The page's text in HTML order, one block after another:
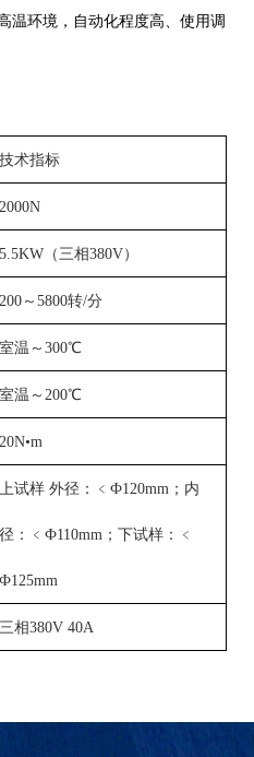
温环境，自动化程度高、使用调
技术指标
2000N
5.5KW（三相380V）
200～5800转/分
室温～300℃
室温～200℃
20N•m
上试样 外径：﹤Ф120mm；内
径：﹤Ф110mm；下试样：﹤
Ф125mm
三相380V 40A